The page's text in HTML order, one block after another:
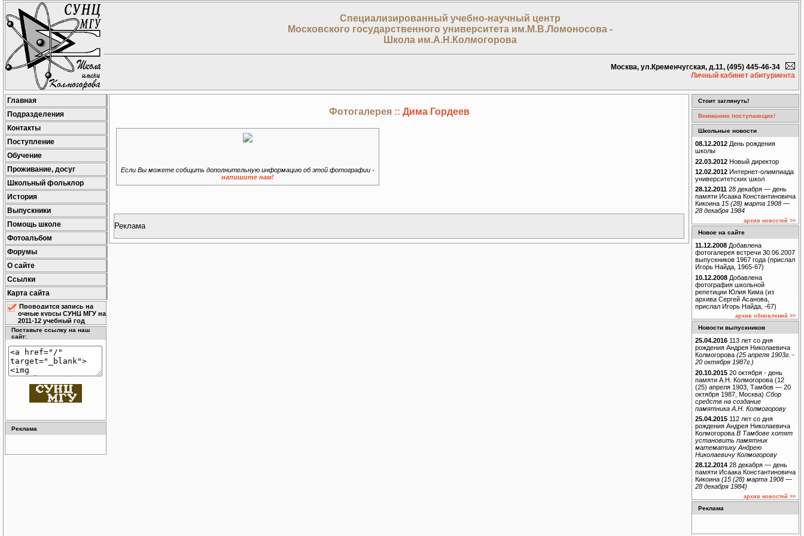
Специализированный учебно-научный центр
Московского государственного университета им.М.В.Ломоносова -
Школа им.А.Н.Колмогорова
Москва, ул.Кременчугская, д.11, (495) 445-46-34
Личный кабинет абитуриента
Главная
Подразделения
Контакты
Поступление
Обучение
Проживание, досуг
Школьный фольклор
История
Выпускники
Помощь школе
Фотоальбом
Форумы
О сайте
Ссылки
Карта сайта
Проводится запись на
очные курсы СУНЦ МГУ на
2011-12 учебный год
Поставьте ссылку на наш
сайт:
Реклама
Фотогалерея :: Дима Гордеев
Если Вы можете собщить дополнительную информацию об этой фотографии -
напишите нам!
Реклама
Стоит заглянуть!
Вниманию поступающих!
Школьные новости
08.12.2012 День рождения
школы
22.03.2012 Новый директор
12.02.2012 Интернет-олимпиада
университетских школ
28.12.2011 28 декабря — день
памяти Исаака Константиновича
Кикоина 15 (28) марта 1908 —
28 декабря 1984
архив новостей >>
Новое на сайте
11.12.2008 Добавлена
фотогалерея встречи 30.06.2007
выпускников 1967 года (прислал
Игорь Найда, 1965-67)
10.12.2008 Добавлена
фотография школьной
репетиции Юлия Кима (из
архива Сергей Асанова,
прислал Игорь Найда, -67)
архив обновлений >>
Новости выпускников
25.04.2016 113 лет со дня
рождения Андрея Николаевича
Колмогорова (25 апреля 1903г. -
20 октября 1987г.)
20.10.2015 20 октября - день
памяти А.Н. Колмогорова (12
(25) апреля 1903, Тамбов — 20
октября 1987, Москва) Сбор
средств на создание
памятника А.Н. Колмогорову
25.04.2015 112 лет со дня
рождения Андрея Николаевича
Колмогорова В Тамбове хотят
установить памятник
математику Андрею
Николаевичу Колмогорову
28.12.2014 28 декабря — день
памяти Исаака Константиновича
Кикоина (15 (28) марта 1908 —
28 декабря 1984)
архив новостей >>
Реклама